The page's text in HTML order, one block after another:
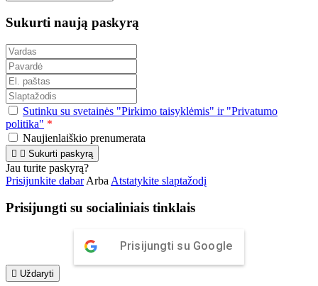
Sukurti naują paskyrą
Sutinku su svetainės "Pirkimo taisyklėmis" ir "Privatumo
politika" *
Naujienlaiškio prenumerata
  Sukurti paskyrą
Jau turite paskyrą?
Prisijunkite dabarArba Atstatykite slaptažodį
Prisijungti su socialiniais tinklais
Prisijungti su Google
 Uždaryti